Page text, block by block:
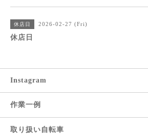
休店日 2026-02-27 (Fri)
休店日
Instagram
作業一例
取り扱い自転車